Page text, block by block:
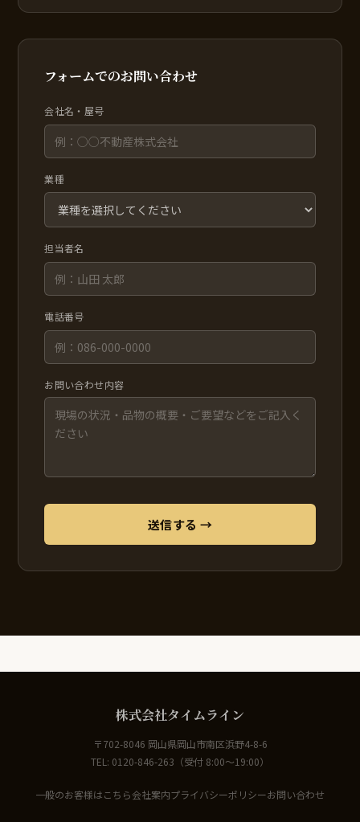
フォームでのお問い合わせ
会社名・屋号
業種
担当者名
電話番号
お問い合わせ内容
送信する →
株式会社タイムライン
〒702-8046 岡山県岡山市南区浜野4-8-6
TEL: 0120-846-263（受付 8:00〜19:00）
一般のお客様はこちら会社案内プライバシーポリシーお問い合わせ